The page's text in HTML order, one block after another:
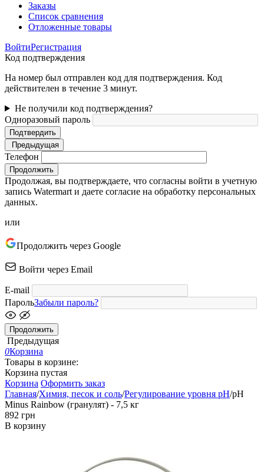
Заказы
Список сравнения
Отложенные товары
ВойтиРегистрация
Код подтверждения
На номер был отправлен код для подтверждения. Код
действителен в течение 3 минут.
Не получили код подтверждения?
Одноразовый пароль
Подтвердить
Предыдущая
Телефон
Продолжить
Продолжая, вы подтверждаете, что согласны войти в учетную
запись Watermart и даете согласие на обработку персональных
данных.
или
Продолжить через Google
Войти через Email
E-mail
ПарольЗабыли пароль?
Продолжить
Предыдущая
0Корзина
Товары в корзине:
Корзина пустая
Корзина Оформить заказ
Главная/Химия, песок и соль/Регулирование уровня pH/pH
Minus Rainbow (гранулят) - 7,5 кг
‍892‍ грн
В корзину